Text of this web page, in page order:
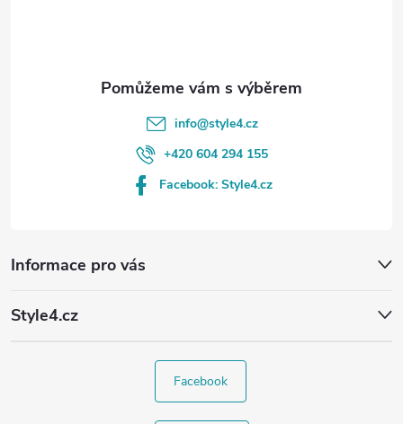
Informace pro vás
Style4.cz
info@style4.cz
+420 604 294 155
Facebook: Style4.cz
Facebook